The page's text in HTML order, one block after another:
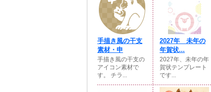
手描き風の干支
素材・申
手描き風の干支の
アイコン素材で
す。 チラ...
2027年 未年の
年賀状...
2027年、未年の年
賀状テンプレート
です...